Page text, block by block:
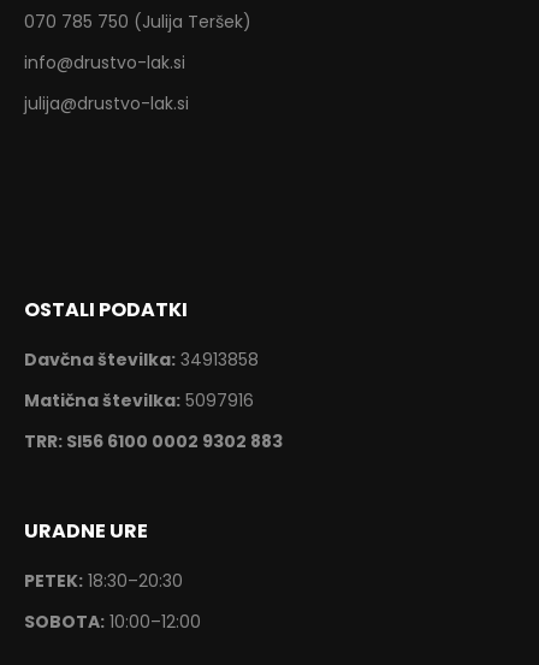
070 785 750 (Julija Teršek)
info@drustvo-lak.si
julija@drustvo-lak.si
OSTALI PODATKI
Davčna številka: 34913858
Matična številka: 5097916
TRR: SI56 6100 0002 9302 883
URADNE URE
PETEK: 18:30–20:30
SOBOTA: 10:00–12:00